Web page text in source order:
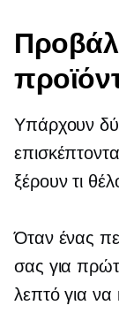
Υπάρχουν
ξέρουν τι
Όταν ένας
σας για
λεπτό για να